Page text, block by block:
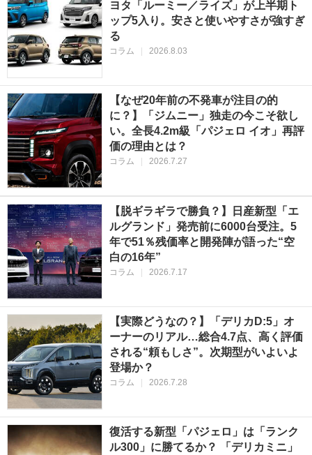
ヨタ「ルーミー／ライズ」が上半期ト
ップ5入り。安さと使いやすさが強すぎ
る
コラム | 2026.8.03
【なぜ20年前の不発車が注目の的
に？】「ジムニー」独走の今こそ欲し
い。全長4.2m級「パジェロ イオ」再評
価の理由とは？
コラム | 2026.7.27
【脱ギラギラで勝負？】日産新型「エ
ルグランド」発売前に6000台受注。5
年で51％残価率と開発陣が語った“空
白の16年”
コラム | 2026.7.17
【実際どうなの？】「デリカD:5」オ
ーナーのリアル…総合4.7点、高く評価
される“頼もしさ”。次期型がいよいよ
登場か？
コラム | 2026.7.28
復活する新型「パジェロ」は「ランク
ル300」に勝てるか？ 「デリカミニ」